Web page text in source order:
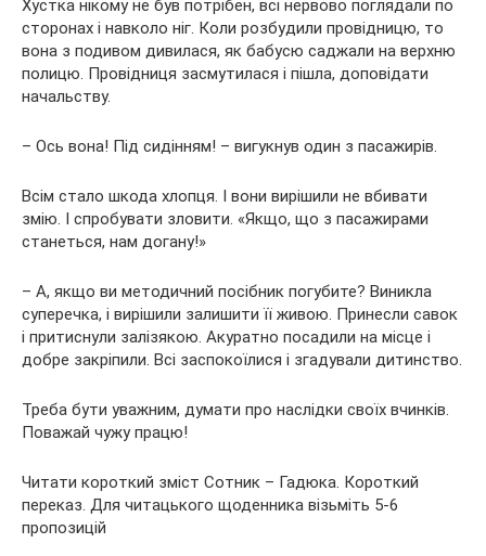
Хустка нікому не був потрібен, всі нервово поглядали по
сторонах і навколо ніг. Коли розбудили провідницю, то
вона з подивом дивилася, як бабусю саджали на верхню
полицю. Провідниця засмутилася і пішла, доповідати
начальству.
– Ось вона! Під сидінням! – вигукнув один з пасажирів.
Всім стало шкода хлопця. І вони вирішили не вбивати
змію. І спробувати зловити. «Якщо, що з пасажирами
станеться, нам догану!»
– А, якщо ви методичний посібник погубите? Виникла
суперечка, і вирішили залишити її живою. Принесли савок
і притиснули залізякою. Акуратно посадили на місце і
добре закріпили. Всі заспокоїлися і згадували дитинство.
Треба бути уважним, думати про наслідки своїх вчинків.
Поважай чужу працю!
Читати короткий зміст Сотник – Гадюка. Короткий
переказ. Для читацького щоденника візьміть 5-6
пропозицій